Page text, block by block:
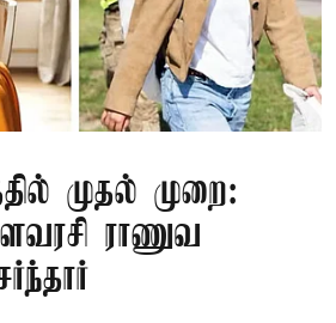
முதல் முறை:
ராணுவ